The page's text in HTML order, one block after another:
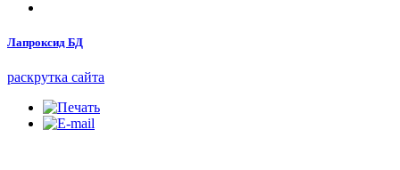
Лапроксид БД
раскрутка сайта